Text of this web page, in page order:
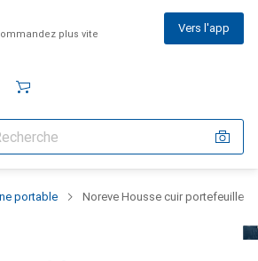
plus vite Vers l'app
portable Noreve Housse cuir portefeuille